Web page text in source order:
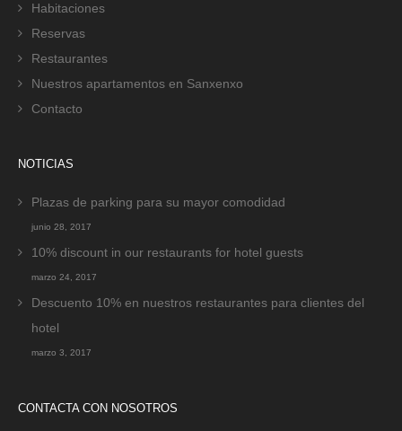
Habitaciones
Reservas
Restaurantes
Nuestros apartamentos en Sanxenxo
Contacto
NOTICIAS
Plazas de parking para su mayor comodidad
junio 28, 2017
10% discount in our restaurants for hotel guests
marzo 24, 2017
Descuento 10% en nuestros restaurantes para clientes del
hotel
marzo 3, 2017
CONTACTA CON NOSOTROS